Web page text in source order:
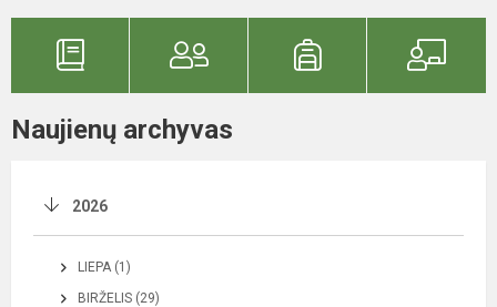
Naujienų archyvas
2026
LIEPA (1)
BIRŽELIS (29)